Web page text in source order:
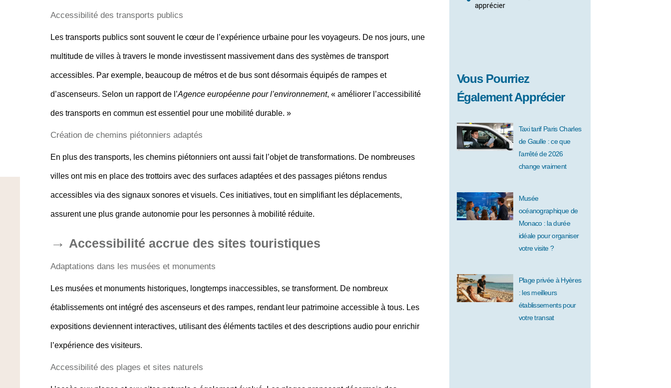
Accessibilité des transports publics
Les transports publics sont souvent le cœur de l’expérience urbaine pour les voyageurs. De nos jours, une
multitude de villes à travers le monde investissent massivement dans des systèmes de transport
accessibles. Par exemple, beaucoup de métros et de bus sont désormais équipés de rampes et
d’ascenseurs. Selon un rapport de l’Agence européenne pour l’environnement, « améliorer l’accessibilité
des transports en commun est essentiel pour une mobilité durable. »
Création de chemins piétonniers adaptés
En plus des transports, les chemins piétonniers ont aussi fait l’objet de transformations. De nombreuses
villes ont mis en place des trottoirs avec des surfaces adaptées et des passages piétons rendus
accessibles via des signaux sonores et visuels. Ces initiatives, tout en simplifiant les déplacements,
assurent une plus grande autonomie pour les personnes à mobilité réduite.
Accessibilité accrue des sites touristiques
Adaptations dans les musées et monuments
Les musées et monuments historiques, longtemps inaccessibles, se transforment. De nombreux
établissements ont intégré des ascenseurs et des rampes, rendant leur patrimoine accessible à tous. Les
expositions deviennent interactives, utilisant des éléments tactiles et des descriptions audio pour enrichir
l’expérience des visiteurs.
Accessibilité des plages et sites naturels
apprécier
Vous Pourriez
Également Apprécier
Taxi tarif Paris Charles
de Gaulle : ce que
l’arrêté de 2026
change vraiment
Musée
océanographique de
Monaco : la durée
idéale pour organiser
votre visite ?
Plage privée à Hyères
: les meilleurs
établissements pour
votre transat